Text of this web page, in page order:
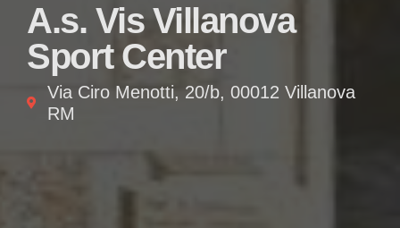
A.s. Vis Villanova
Sport Center
Via Ciro Menotti, 20/b, 00012 Villanova
RM